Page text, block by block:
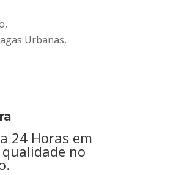
Urbanas,
24 Horas em
no